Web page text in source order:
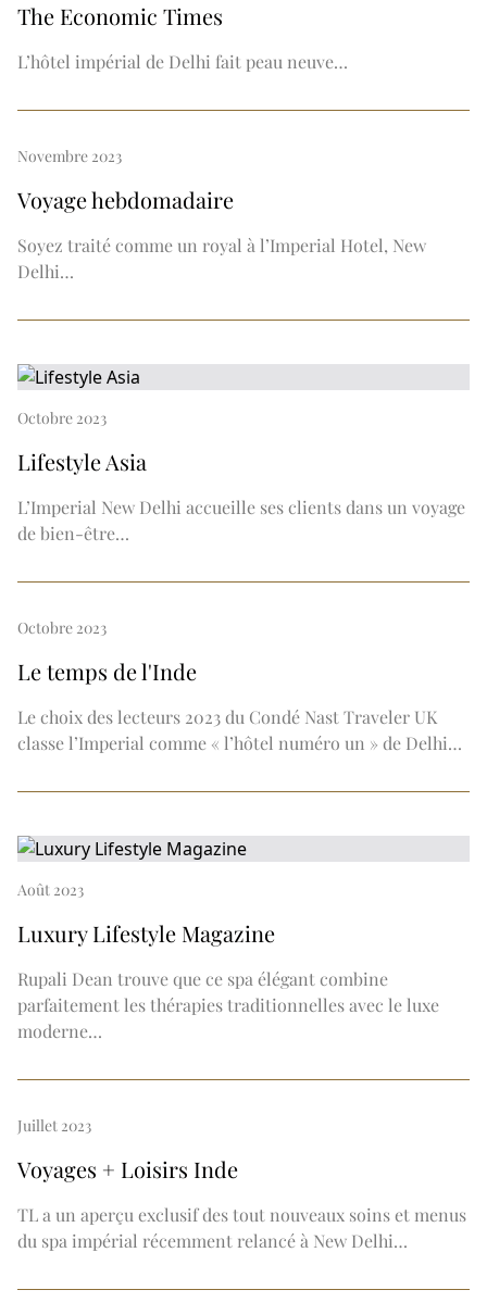
The Economic Times
L’hôtel impérial de Delhi fait peau neuve…
Novembre 2023
Voyage hebdomadaire
Soyez traité comme un royal à l’Imperial Hotel, New
Delhi…
Octobre 2023
Lifestyle Asia
L’Imperial New Delhi accueille ses clients dans un voyage
de bien-être…
Octobre 2023
Le temps de l'Inde
Le choix des lecteurs 2023 du Condé Nast Traveler UK
classe l’Imperial comme « l’hôtel numéro un » de Delhi…
Août 2023
Luxury Lifestyle Magazine
Rupali Dean trouve que ce spa élégant combine
parfaitement les thérapies traditionnelles avec le luxe
moderne…
Juillet 2023
Voyages + Loisirs Inde
TL a un aperçu exclusif des tout nouveaux soins et menus
du spa impérial récemment relancé à New Delhi…